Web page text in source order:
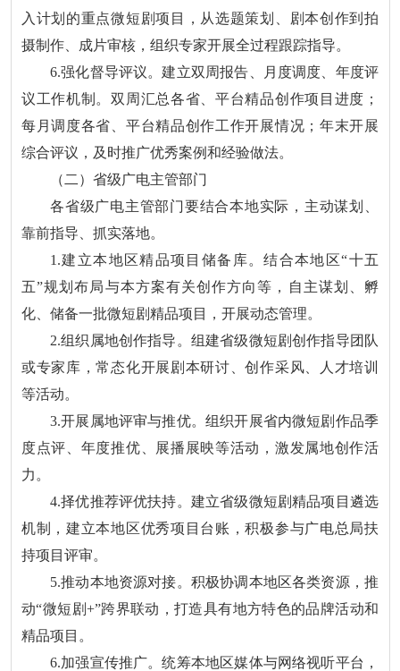
入计划的重点微短剧项目，从选题策划、剧本创作到拍
摄制作、成片审核，组织专家开展全过程跟踪指导。
6.强化督导评议。建立双周报告、月度调度、年度评
议工作机制。双周汇总各省、平台精品创作项目进度；
每月调度各省、平台精品创作工作开展情况；年末开展
综合评议，及时推广优秀案例和经验做法。
（二）省级广电主管部门
各省级广电主管部门要结合本地实际，主动谋划、
靠前指导、抓实落地。
1.建立本地区精品项目储备库。结合本地区“十五
五”规划布局与本方案有关创作方向等，自主谋划、孵
化、储备一批微短剧精品项目，开展动态管理。
2.组织属地创作指导。组建省级微短剧创作指导团队
或专家库，常态化开展剧本研讨、创作采风、人才培训
等活动。
3.开展属地评审与推优。组织开展省内微短剧作品季
度点评、年度推优、展播展映等活动，激发属地创作活
力。
4.择优推荐评优扶持。建立省级微短剧精品项目遴选
机制，建立本地区优秀项目台账，积极参与广电总局扶
持项目评审。
5.推动本地资源对接。积极协调本地区各类资源，推
动“微短剧+”跨界联动，打造具有地方特色的品牌活动和
精品项目。
6.加强宣传推广。统筹本地区媒体与网络视听平台，